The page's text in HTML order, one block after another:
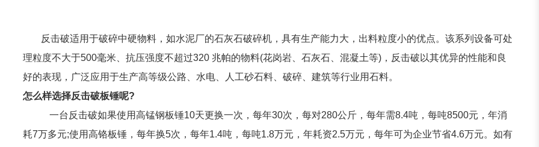
反击破适用于破碎中硬物料，如水泥厂的石灰石破碎机，具有生产能力大，出料粒度小的优点。该系列设备可处
理粒度不大于500毫米、抗压强度不超过320 兆帕的物料(花岗岩、石灰石、混凝土等)，反击破以其优异的性能和良
好的表现，广泛应用于生产高等级公路、水电、人工砂石料、破碎、建筑等行业用石料。
怎么样选择反击破板锤呢?
一台反击破如果使用高锰钢板锤10天更换一次，每年30次，每对280公斤，每年需8.4吨，每吨8500元，年消
耗7万多元;使用高铬板锤，每年换5次，每年1.4吨，每吨1.8万元，年耗资2.5万元，每年可为企业节省4.6万元。如有